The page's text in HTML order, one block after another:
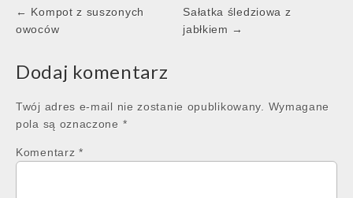
Post
navigation
← Kompot z suszonych
owoców
Sałatka śledziowa z
jabłkiem →
Dodaj komentarz
Twój adres e-mail nie zostanie opublikowany.
Wymagane
pola są oznaczone *
Komentarz *